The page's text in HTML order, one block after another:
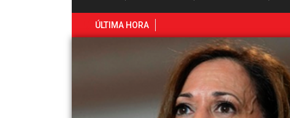
ÚLTIMA HORA Aumentan los crímenes de odio